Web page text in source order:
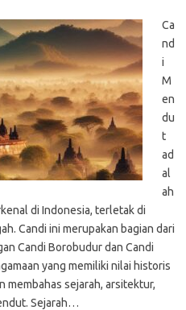
Ca
nd
i
M
en
du
t
ad
al
ah
di Indonesia, terletak di
Candi ini merupakan bagian dari
Candi Borobudur dan Candi
yang memiliki nilai historis
membahas sejarah, arsitektur,
Sejarah…